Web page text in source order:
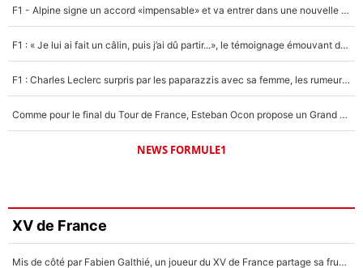
F1 - Alpine signe un accord «impensable» et va entrer dans une nouvelle dimension : Grande nouvelle pour Pierre Gasly !
F1 : « Je lui ai fait un câlin, puis j’ai dû partir...», le témoignage émouvant de Max Verstappen sur sa fille
F1 : Charles Leclerc surpris par les paparazzis avec sa femme, les rumeurs étaient vraies !
Comme pour le final du Tour de France, Esteban Ocon propose un Grand Prix de Formule 1 à Paris : «Autour de l’Arc de Triomphe, ce serait génial» !
NEWS FORMULE1
XV de France
Mis de côté par Fabien Galthié, un joueur du XV de France partage sa frustration : «ils ne me l’ont pas dit tout de suite»